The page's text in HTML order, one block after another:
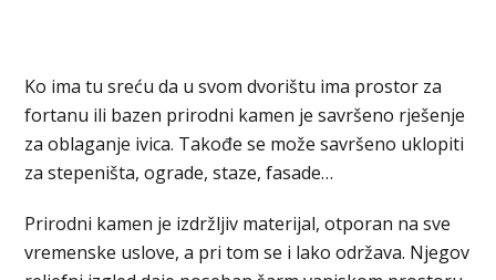
Ko ima tu sreću da u svom dvorištu ima prostor za
fortanu ili bazen prirodni kamen je savršeno rješenje
za oblaganje ivica. Takođe se može savršeno uklopiti
za stepeništa, ograde, staze, fasade…
Prirodni kamen je izdržljiv materijal, otporan na sve
vremenske uslove, a pri tom se i lako održava. Njegov